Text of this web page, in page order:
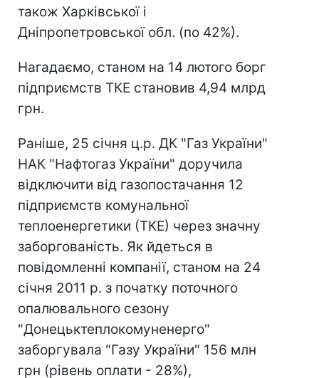
також Харківської і
Дніпропетровської обл. (по 42%).
Нагадаємо, станом на 14 лютого борг
підприємств ТКЕ становив 4,94 млрд
грн.
Раніше, 25 січня ц.р. ДК "Газ України"
НАК "Нафтогаз України" доручила
відключити від газопостачання 12
підприємств комунальної
теплоенергетики (ТКЕ) через значну
заборгованість. Як йдеться в
повідомленні компанії, станом на 24
січня 2011 р. з початку поточного
опалювального сезону
"Донецьктеплокомуненерго"
заборгувала "Газу України" 156 млн
грн (рівень оплати - 28%),